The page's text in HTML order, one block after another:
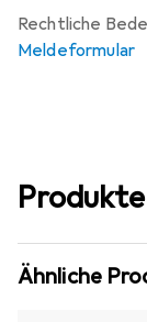
Rechtliche
Meldeformular
Ähnliche